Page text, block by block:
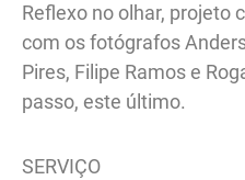
Reflexo no olhar, projeto
com os fotógrafos
Pires, Filipe Ramos e
passo, este último.
SERVIÇO